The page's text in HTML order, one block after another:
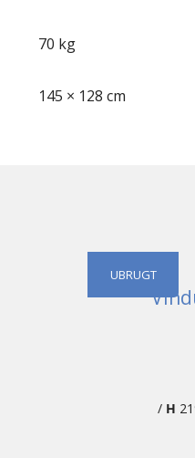
70 kg
145 × 128 cm
UBRUGT
/ H